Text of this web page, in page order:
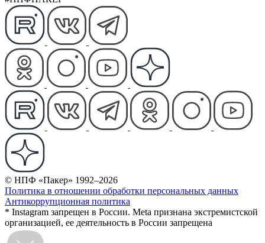
© НПФ «Пакер» 1992–2026
Политика в отношении обработки персональных данных
Антикоррупционная политика
* Instagram запрещен в России. Meta признана экстремистской
организацией, ее деятельность в России запрещена